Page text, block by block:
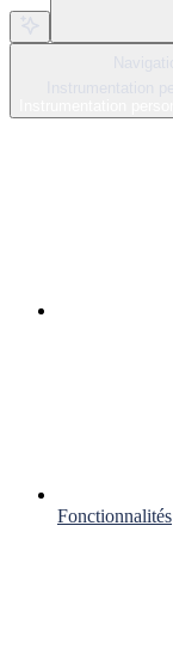
Fonctionnalités